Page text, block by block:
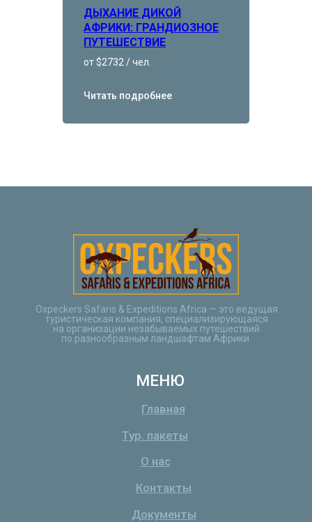
ДЫХАНИЕ ДИКОЙ
АФРИКИ: ГРАНДИОЗНОЕ
ПУТЕШЕСТВИЕ
от $2732 / чел.
Читать подробнее